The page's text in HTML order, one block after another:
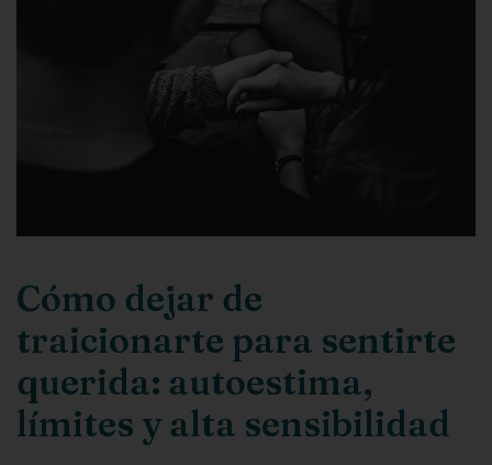
Cómo dejar de
traicionarte para sentirte
querida: autoestima,
límites y alta sensibilidad